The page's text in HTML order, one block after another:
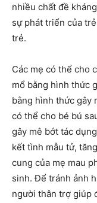
nhiều chất đề
sự phát triển của
trẻ.
Các mẹ có thể cho
mổ bằng hình thức
bằng hình thức gây
có thể cho bé bú
gây mê bớt tác
kết tình mẫu tử,
cung của mẹ mau
sinh. Để tránh ảnh
người thân trợ giúp